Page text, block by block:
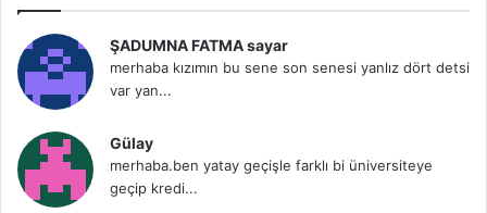
ŞADUMNA FATMA sayar
merhaba kızımın bu sene son senesi yanlız dört detsi
var yan...
Gülay
merhaba.ben yatay geçişle farklı bi üniversiteye
geçip kredi...